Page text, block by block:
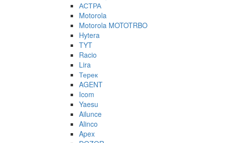
АСТРА
Motorola
Motorola MOTOTRBO
Hytera
TYT
Racio
Lira
Терек
AGENT
Icom
Yaesu
Ailunce
Alinco
Apex